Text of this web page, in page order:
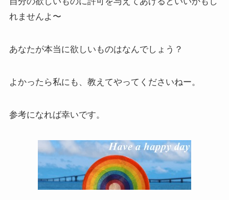
れませんよ〜
あなたが本当に欲しいものはなんでしょう？
よかったら私にも、教えてやってくださいねー。
参考になれば幸いです。